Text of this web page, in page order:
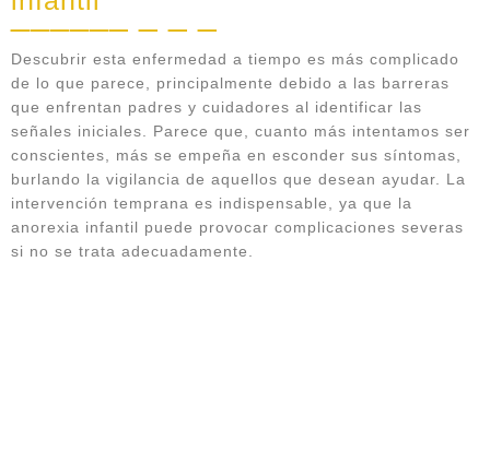
Descubrir esta enfermedad a tiempo es más complicado
de lo que parece, principalmente debido a las barreras
que enfrentan padres y cuidadores al identificar las
señales iniciales. Parece que, cuanto más intentamos ser
conscientes, más se empeña en esconder sus síntomas,
burlando la vigilancia de aquellos que desean ayudar. La
intervención temprana es indispensable, ya que la
anorexia infantil puede provocar complicaciones severas
si no se trata adecuadamente.